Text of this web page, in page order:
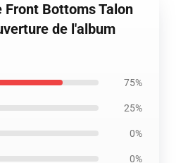
Front Bottoms Talon
de l'album
75%
25%
0%
0%